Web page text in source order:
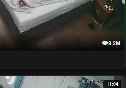
9.2M
11:04